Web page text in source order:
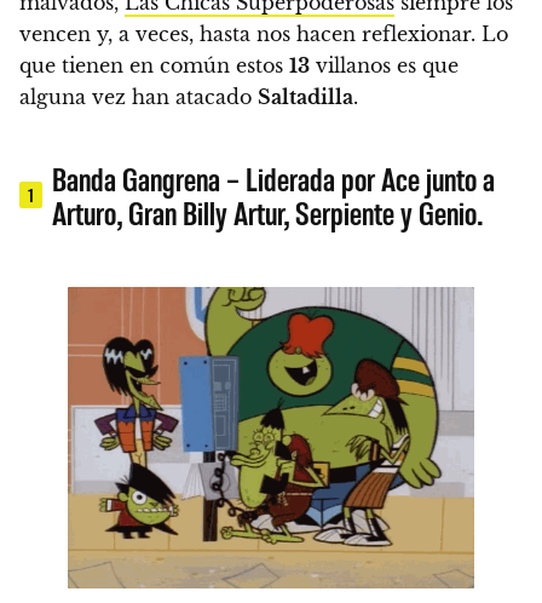
vencen y, a veces, hasta nos hacen reflexionar. Lo
que tienen en común estos 13 villanos es que
alguna vez han atacado Saltadilla.
1
Banda Gangrena – Liderada por Ace junto a
Arturo, Gran Billy Artur, Serpiente y Genio.